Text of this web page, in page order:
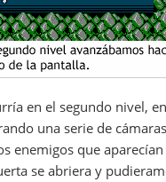
en el segundo nivel,
una serie de
enemigos que aparecían
se abriera y